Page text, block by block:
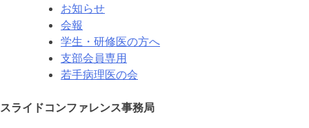
お知らせ
会報
学生・研修医の方へ
支部会員専用
若手病理医の会
スライドコンファレンス事務局